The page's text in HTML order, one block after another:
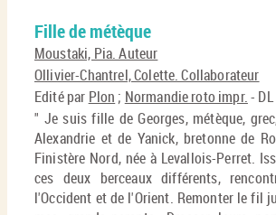
Fille de métèque
Moustaki, Pia. Auteur
Ollivier-Chantrel, Colette. Collaborateur
Edité par Plon ; Normandie roto impr.-
" Je suis fille de Georges, métèque,
Alexandrie et de Yanick, bretonne de
Finistère Nord, née à Levallois-Perret.
ces deux berceaux différents,
l'Occident et de l'Orient. Remonter le fil